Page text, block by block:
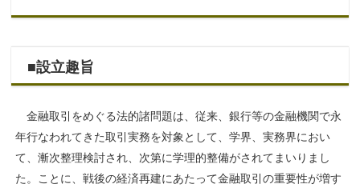
■設立趣旨
金融取引をめぐる法的諸問題は、従来、銀行等の金融機関で永
年行なわれてきた取引実務を対象として、学界、実務界におい
て、漸次整理検討され、次第に学理的整備がされてまいりまし
た。ことに、戦後の経済再建にあたって金融取引の重要性が増す